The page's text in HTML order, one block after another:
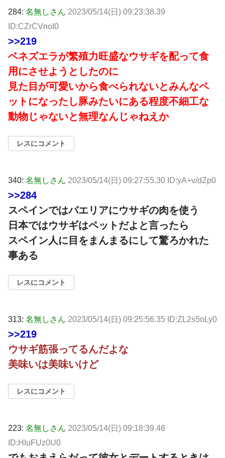
284: 名無しさん 2023/05/14(日) 09:23:38.39
ID:CZrCVnoI0
>>219
ベネズエラが繁殖力旺盛なウサギを配って食
用にさせようとしたのに
見た目が可愛いから食べられないとみんなペ
ットになったし豚みたいにある程度不細工な
動物じゃないと無理なんじゃねえか
レスにコメント
340: 名無しさん 2023/05/14(日) 09:27:55.30 ID:yA+v/dZp0
>>284
スペインではパエリアにウサギの肉を使う
日本ではウサギはペットだよと言ったら
スペイン人に目をまんまるにして驚ろかれた
事ある
レスにコメント
313: 名無しさん 2023/05/14(日) 09:25:56.35 ID:ZL2s5oLy0
>>219
ウサギ筋張ってるんだよな
美味いは美味いけど
レスにコメント
223: 名無しさん 2023/05/14(日) 09:18:39.46
ID:HIuFUz0U0